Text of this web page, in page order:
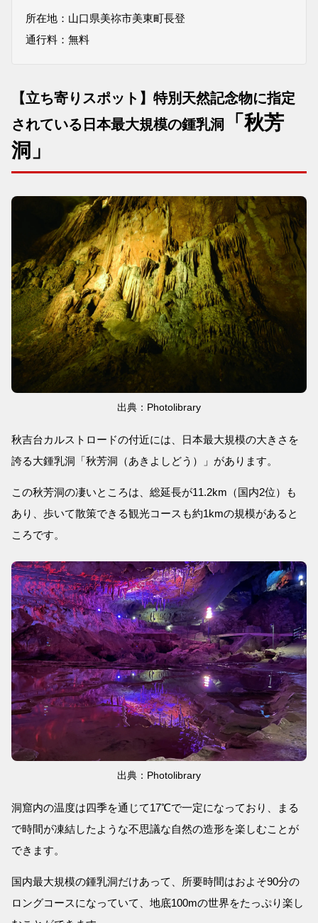
所在地：山口県美祢市美東町長登
通行料：無料
【立ち寄りスポット】特別天然記念物に指定
されている日本最大規模の鍾乳洞
「秋芳
洞」
出典：Photolibrary
秋吉台カルストロードの付近には、日本最大規模の大きさを
誇る大鍾乳洞「秋芳洞（あきよしどう）」があります。
この秋芳洞の凄いところは、総延長が11.2km（国内2位）も
あり、歩いて散策できる観光コースも約1kmの規模があると
ころです。
出典：Photolibrary
洞窟内の温度は四季を通じて17℃で一定になっており、まる
で時間が凍結したような不思議な自然の造形を楽しむことが
できます。
国内最大規模の鍾乳洞だけあって、所要時間はおよそ90分の
ロングコースになっていて、地底100mの世界をたっぷり楽し